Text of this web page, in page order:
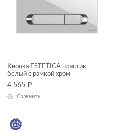
Кнопка ESTETICA пластик
белый с рамкой хром
4 565 ₽
Сравнить